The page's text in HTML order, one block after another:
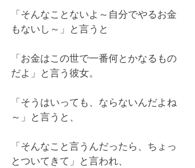
「そんなことないよ～自分でやるお金
もないし～」と言うと
「お金はこの世で一番何とかなるもの
だよ」と言う彼女。
「そうはいっても、ならないんだよね
～」と言うと、
「そんなこと言うんだったら、ちょっ
とついてきて」と言われ、